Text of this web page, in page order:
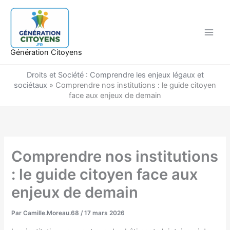
Aller
contenu
Génération Citoyens
Droits et Société : Comprendre les enjeux légaux et
sociétaux » Comprendre nos institutions : le guide citoyen
face aux enjeux de demain
Comprendre nos institutions
: le guide citoyen face aux
enjeux de demain
ParCamille.Moreau.68/17 mars 2026